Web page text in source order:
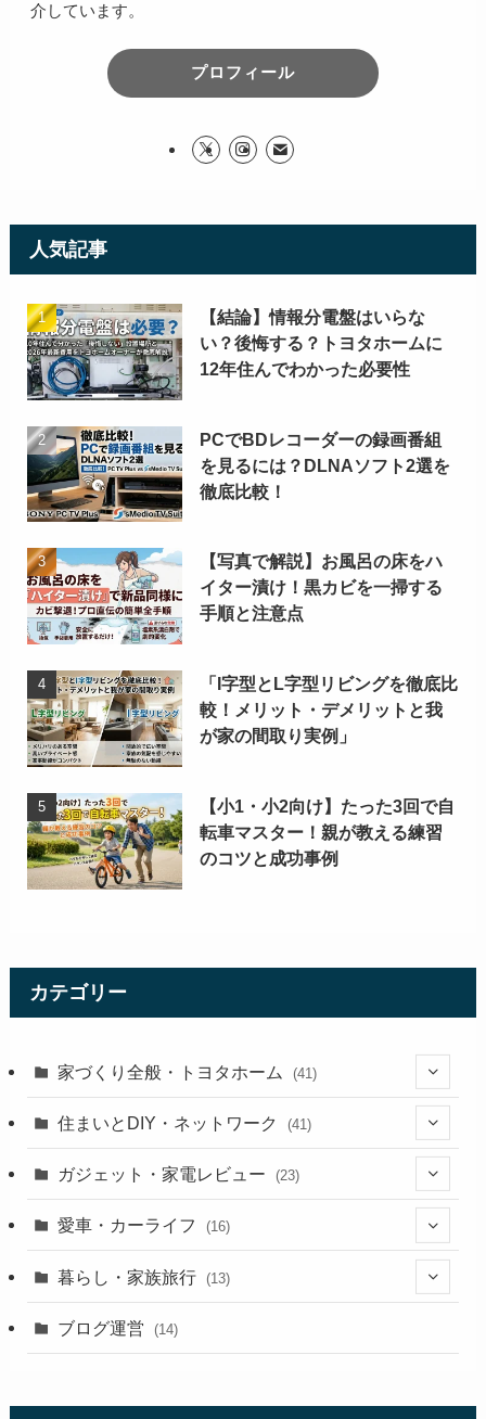
介しています。
プロフィール
人気記事
【結論】情報分電盤はいらな
い？後悔する？トヨタホームに
12年住んでわかった必要性
PCでBDレコーダーの録画番組
を見るには？DLNAソフト2選を
徹底比較！
【写真で解説】お風呂の床をハ
イター漬け！黒カビを一掃する
手順と注意点
「I字型とL字型リビングを徹底比
較！メリット・デメリットと我
が家の間取り実例」
【小1・小2向け】たった3回で自
転車マスター！親が教える練習
のコツと成功事例
カテゴリー
家づくり全般・トヨタホーム (41)
(3)
(11)
住まいとDIY・ネットワーク (41)
(5)
(5)
(5)
(3)
ガジェット・家電レビュー (23)
愛車・カーライフ (16)
(15)
(1)
暮らし・家族旅行 (13)
(3)
ブログ運営 (14)